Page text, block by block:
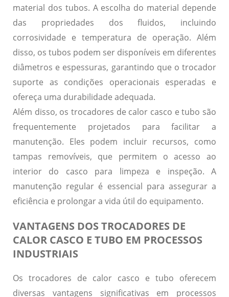
material dos tubos. A escolha do material depende
das propriedades dos fluidos, incluindo
corrosividade e temperatura de operação. Além
disso, os tubos podem ser disponíveis em diferentes
diâmetros e espessuras, garantindo que o trocador
suporte as condições operacionais esperadas e
ofereça uma durabilidade adequada.
Além disso, os trocadores de calor casco e tubo são
frequentemente projetados para facilitar a
manutenção. Eles podem incluir recursos, como
tampas removíveis, que permitem o acesso ao
interior do casco para limpeza e inspeção. A
manutenção regular é essencial para assegurar a
eficiência e prolongar a vida útil do equipamento.
VANTAGENS DOS TROCADORES DE
CALOR CASCO E TUBO EM PROCESSOS
INDUSTRIAIS
Os trocadores de calor casco e tubo oferecem
diversas vantagens significativas em processos